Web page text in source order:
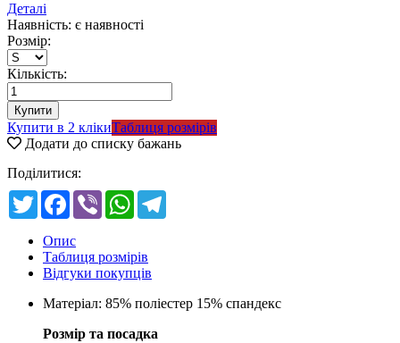
Деталі
Наявність: є наявності
Розмір:
Кількість:
Купити в 2 клікиТаблиця розмірів
Додати до списку бажань
Поділитися:
TwitterFacebook
Viber WhatsApp
Опис
Таблиця розмірів
Відгуки покупців
Матеріал: 85% поліестер 15% спандекс
Розмір та посадка